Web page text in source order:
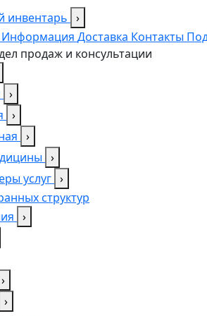
инвентарь ›
Информация Доставка Контакты
продаж и консультации
›
›
›
›
услуг ›
структур
›
›
›